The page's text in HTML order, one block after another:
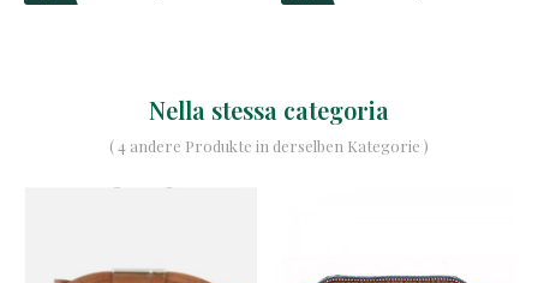
Nella stessa categoria
( 4 andere Produkte in derselben Kategorie )